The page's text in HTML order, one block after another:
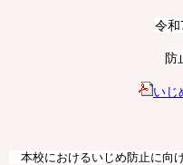
令和
防
いじ
本校におけるいじめ防止に向